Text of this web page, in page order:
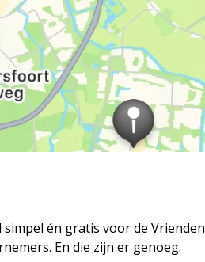
én gratis voor de Vrienden
En die zijn er genoeg.